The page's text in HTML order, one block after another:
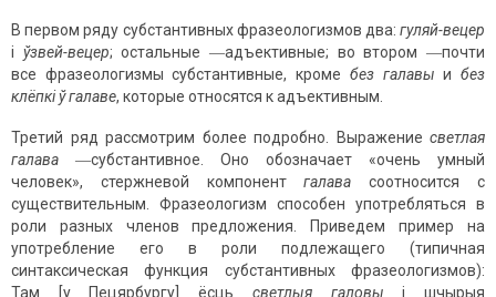
В первом ряду субстантивных фразеологизмов два: гуляй-вецер
і ўзвей-вецер; остальные ―адъективные; во втором ―почти
все фразеологизмы субстантивные, кроме без галавыибез
клёпкі ў галаве, которые относятся к адъективным.
Третий ряд рассмотрим более подробно. Выражение светлая
галава ―субстантивное. Оно обозначает «очень умный
человек», стержневой компонентгалава соотносится с
существительным. Фразеологизм способен употребляться в
роли разных членов предложения. Приведем пример на
употребление его в роли подлежащего (типичная
синтаксическая функция субстантивных фразеологизмов):
Там [у Пецярбургу] ёсць светлыя галовы і шчырыя